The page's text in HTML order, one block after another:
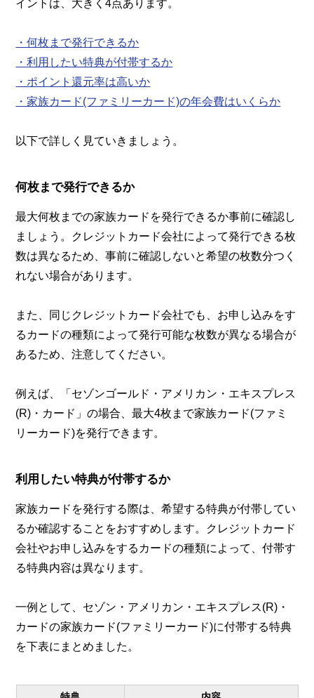
イントは、大きく4点あります。
・何枚まで発行できるか
・利用したい特典が付帯するか
・ポイント還元率は高いか
・家族カード(ファミリーカード)の年会費はいくらか
以下で詳しく見ていきましょう。
何枚まで発行できるか
最大何枚までの家族カードを発行できるか事前に確認し
ましょう。クレジットカード会社によって発行できる枚
数は異なるため、事前に確認しないと希望の枚数分つく
れない場合があります。
また、同じクレジットカード会社でも、お申し込みをす
るカードの種類によって発行可能な枚数が異なる場合が
あるため、注意してください。
例えば、「セゾンゴールド・アメリカン・エキスプレス
(R)・カード」の場合、最大4枚まで家族カード(ファミ
リーカード)を発行できます。
利用したい特典が付帯するか
家族カードを発行する際は、希望する特典が付帯してい
るか確認することをおすすめします。クレジットカード
会社やお申し込みをするカードの種類によって、付帯す
る特典内容は異なります。
一例として、セゾン・アメリカン・エキスプレス(R)・
カードの家族カード(ファミリーカード)に付帯する特典
を下表にまとめました。